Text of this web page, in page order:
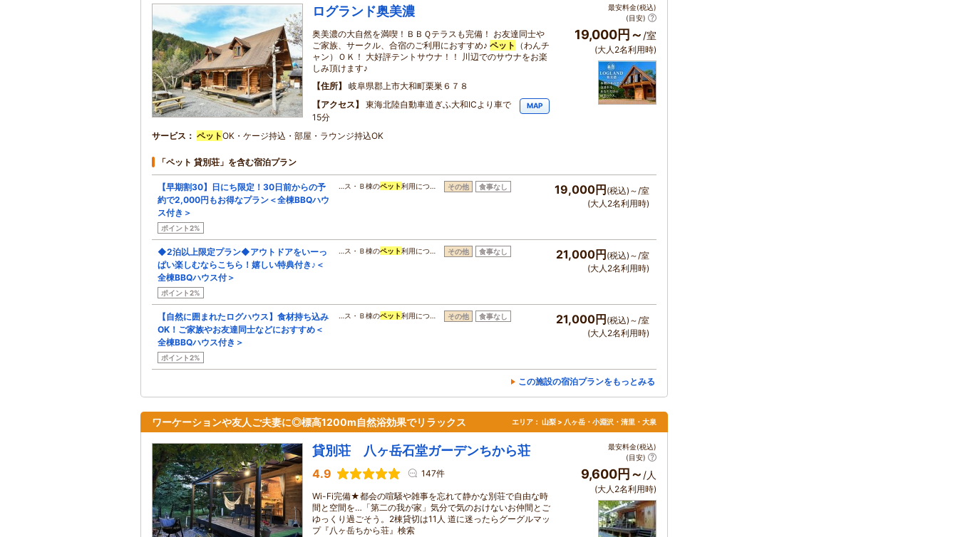
ログランド奥美濃
奥美濃の大自然を満喫！ＢＢＱテラスも完備！ お友達同士や
ご家族、サークル、合宿のご利用におすすめ♪ ペット （わんチ
ャン）ＯＫ！ 大好評テントサウナ！！ 川辺でのサウナをお楽
しみ頂けます♪
住所
岐阜県郡上市大和町栗巣６７８
アクセス
東海北陸自動車道ぎふ大和ICより車で
15分
MAP
最安料金(税込)
(目安)
19,000円～ /室
(大人2名利用時)
サービス ペットOK・ケージ持込・部屋・ラウンジ持込OK
「ペット 貸別荘」を含む宿泊プラン
【早期割30】日にち限定！30日前からの予
約で2,000円もお得なプラン＜全棟BBQハウ
ス付き＞
ポイント2%
…ス・Ｂ棟のペット利用につ… その他 食事なし 19,000円 (税込)～/室
(大人2名利用時)
◆2泊以上限定プラン◆アウトドアをいーっ
ぱい楽しむならこちら！嬉しい特典付き♪＜
全棟BBQハウス付＞
ポイント2%
…ス・Ｂ棟のペット利用につ… その他 食事なし 21,000円 (税込)～/室
(大人2名利用時)
【自然に囲まれたログハウス】食材持ち込み
OK！ご家族やお友達同士などにおすすめ＜
全棟BBQハウス付き＞
ポイント2%
…ス・Ｂ棟のペット利用につ… その他 食事なし 21,000円 (税込)～/室
(大人2名利用時)
この施設の宿泊プランをもっとみる
ワーケーションや友人ご夫妻に◎標高1200m自然浴効果でリラックス エリア： 山梨 > 八ヶ岳・小淵沢・清里・大泉
貸別荘 八ヶ岳石堂ガーデンちから荘
4.9 147件
Wi-Fi完備★都会の喧騒や雑事を忘れて静かな別荘で自由な時
間と空間を…「第二の我が家」気分で気のおけないお仲間とご
ゆっくり過ごそう。2棟貸切は11人 道に迷ったらグーグルマッ
プ『八ヶ岳ちから荘』検索
最安料金(税込)
(目安)
9,600円～ /人
(大人2名利用時)